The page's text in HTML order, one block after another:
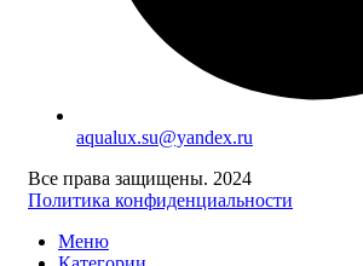
aqualux.su@yandex.ru
Все права защищены. 2024
Политика конфиденциальности
Меню